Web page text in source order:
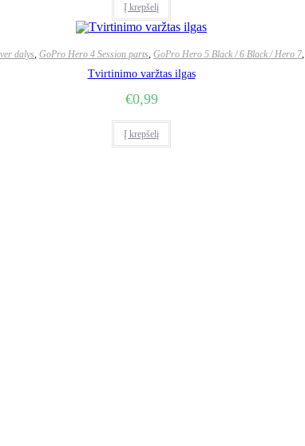
Į krepšelį
dalys, GoPro Hero 4 Session parts, GoPro Hero 5 Black / 6 Black / Hero 7,
Tvirtinimo varžtas ilgas
€0,99
Į krepšelį